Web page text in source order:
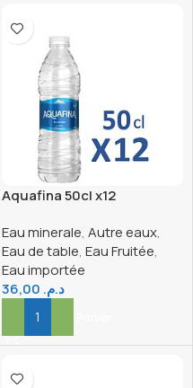
Aquafina 50cl x12
Eau minerale, Autre eaux,
Eau de table, Eau Fruitée,
Eau importée
د.م.
Ajouter Au Panier